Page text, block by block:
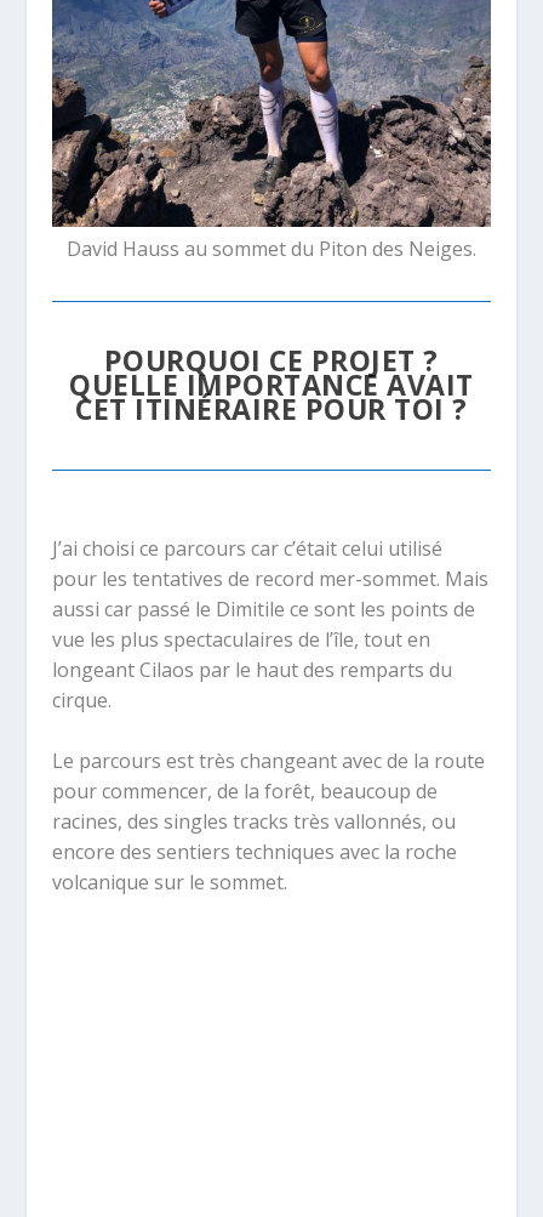
David Hauss au sommet du Piton des Neiges.
POURQUOI CE PROJET ?
QUELLE IMPORTANCE AVAIT
CET ITINÉRAIRE POUR TOI ?
J’ai choisi ce parcours car c’était celui utilisé
pour les tentatives de record mer-sommet. Mais
aussi car passé le Dimitile ce sont les points de
vue les plus spectaculaires de l’île, tout en
longeant Cilaos par le haut des remparts du
cirque.
Le parcours est très changeant avec de la route
pour commencer, de la forêt, beaucoup de
racines, des singles tracks très vallonnés, ou
encore des sentiers techniques avec la roche
volcanique sur le sommet.